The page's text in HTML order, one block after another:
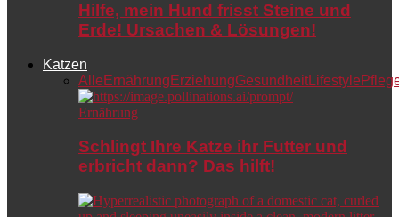
Hilfe, mein Hund frisst Steine und
Erde! Ursachen & Lösungen!
Katzen
Alle Ernährung ErziehungGesundheitLifestyle
Ernährung
Schlingt Ihre Katze ihr Futter und
erbricht dann? Das hilft!